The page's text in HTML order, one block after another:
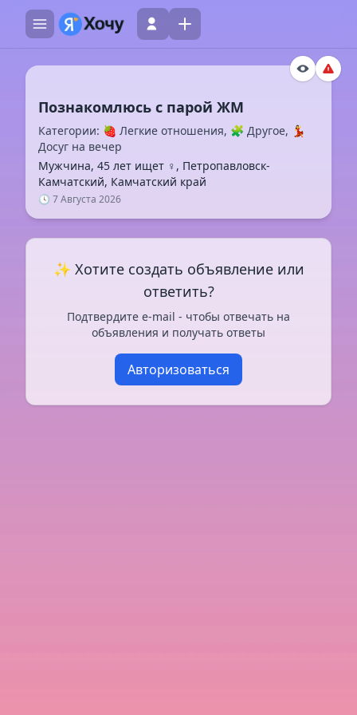
Категории: 🍓 Легкие отношения, 🧩 Другое, 💃
Досуг на вечер
Мужчина, 45 лет ищет ♀️, Петропавловск-
Камчатский, Камчатский край
🕓 7 Августа 2026
✨ Хотите создать объявление или
ответить?
Подтвердите e-mail - чтобы отвечать на
объявления и получать ответы
Авторизоваться